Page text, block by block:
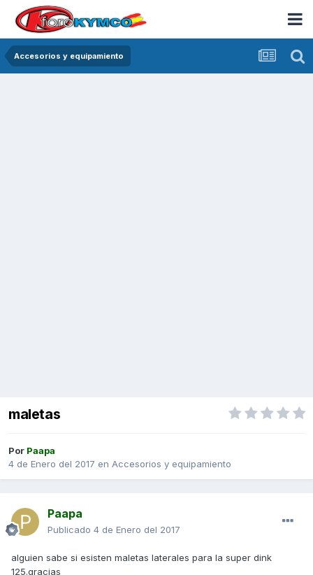
Accesorios y equipamiento
maletas
Por Paapa
4 de Enero del 2017 en Accesorios y equipamiento
Paapa
Publicado 4 de Enero del 2017
alguien sabe si esisten maletas laterales para la super dink
125.gracias